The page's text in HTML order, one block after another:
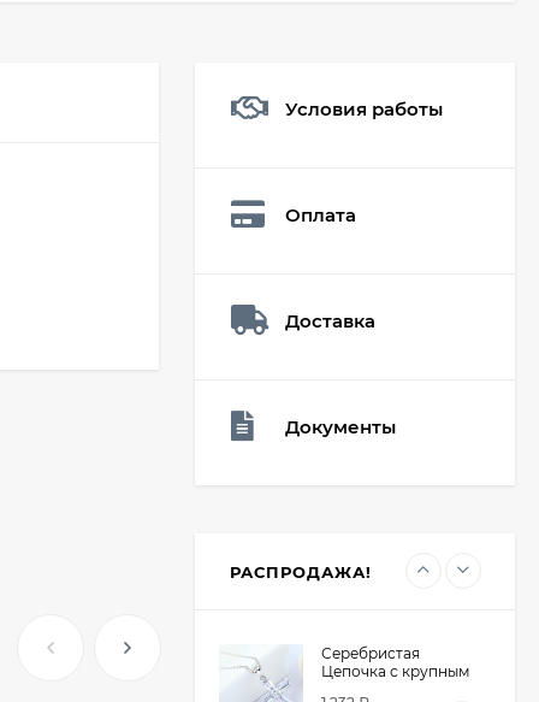
Условия работы
Оплата
Доставка
Документы
РАСПРОДАЖА!
16,90
Мешочек (5*7см)
Серебристая
Цепочка с крупным